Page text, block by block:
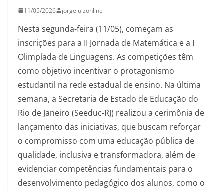
11/05/2026 jorgeluizonline
Nesta segunda-feira (11/05), começam as
inscrições para a II Jornada de Matemática e a I
Olimpíada de Linguagens. As competições têm
como objetivo incentivar o protagonismo
estudantil na rede estadual de ensino. Na última
semana, a Secretaria de Estado de Educação do
Rio de Janeiro (Seeduc-RJ) realizou a cerimônia de
lançamento das iniciativas, que buscam reforçar
o compromisso com uma educação pública de
qualidade, inclusiva e transformadora, além de
evidenciar competências fundamentais para o
desenvolvimento pedagógico dos alunos, como o